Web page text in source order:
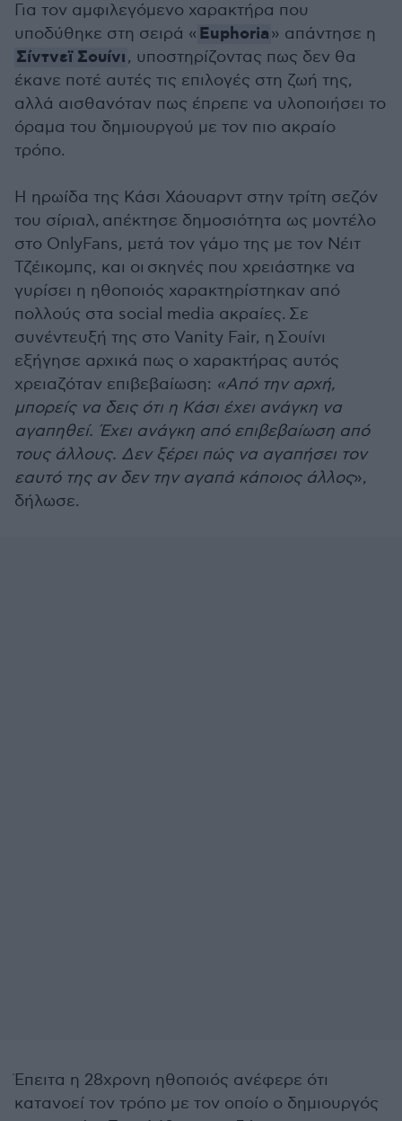
Για τον αμφιλεγόμενο χαρακτήρα που
υποδύθηκε στη σειρά « Euphoria» απάντησε η
Σίντνεϊ Σουίνι, υποστηρίζοντας πως δεν θα
έκανε ποτέ αυτές τις επιλογές στη ζωή της,
αλλά αισθανόταν πως έπρεπε να υλοποιήσει το
όραμα του δημιουργού με τον πιο ακραίο
τρόπο.
Η ηρωίδα της Κάσι Χάουαρντ στην τρίτη σεζόν
του σίριαλ, απέκτησε δημοσιότητα ως μοντέλο
στο OnlyFans, μετά τον γάμο της με τον Νέιτ
Τζέικομπς, και οι σκηνές που χρειάστηκε να
γυρίσει η ηθοποιός χαρακτηρίστηκαν από
πολλούς στα social media ακραίες. Σε
συνέντευξή της στο Vanity Fair, η Σουίνι
εξήγησε αρχικά πως ο χαρακτήρας αυτός
χρειαζόταν επιβεβαίωση: «Από την αρχή,
μπορείς να δεις ότι η Κάσι έχει ανάγκη να
αγαπηθεί. Έχει ανάγκη από επιβεβαίωση από
τους άλλους. Δεν ξέρει πώς να αγαπήσει τον
εαυτό της αν δεν την αγαπά κάποιος άλλος»,
δήλωσε.
Έπειτα η 28χρονη ηθοποιός ανέφερε ότι
κατανοεί τον τρόπο με τον οποίο ο δημιουργός